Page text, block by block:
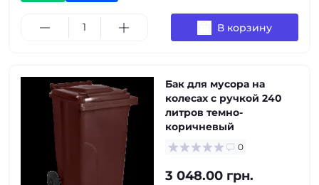
В корзину
Бак для мусора на
колесах с ручкой 240
литров темно-
коричневый
0
3 048.00 грн.